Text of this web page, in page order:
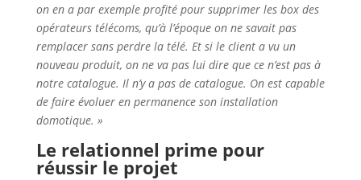
on en a par exemple profité pour supprimer les box des
opérateurs télécoms, qu’à l’époque on ne savait pas
remplacer sans perdre la télé. Et si le client a vu un
nouveau produit, on ne va pas lui dire que ce n’est pas à
notre catalogue. Il n’y a pas de catalogue. On est capable
de faire évoluer en permanence son installation
domotique. »
Le relationnel prime pour
réussir le projet